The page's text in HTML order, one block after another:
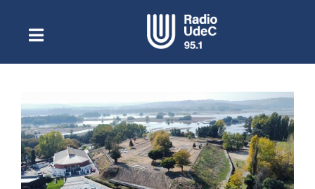
contenidoToggle
NavigationEscuchar Radio UdeC en vivo
Programación
Podcast
Noticias